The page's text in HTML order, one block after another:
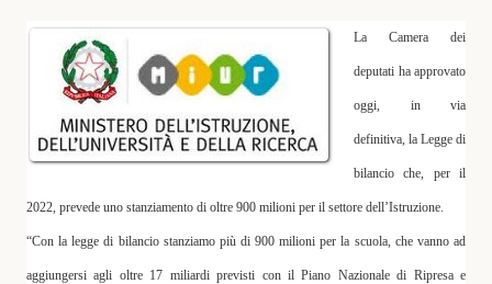
La Camera dei
deputati ha approvato
oggi, in via
definitiva, la Legge di
bilancio che, per il
2022, prevede uno stanziamento di oltre 900 milioni per il settore dell’Istruzione.
“Con la legge di bilancio stanziamo più di 900 milioni per la scuola, che vanno ad
aggiungersi agli oltre 17 miliardi previsti con il Piano Nazionale di Ripresa e